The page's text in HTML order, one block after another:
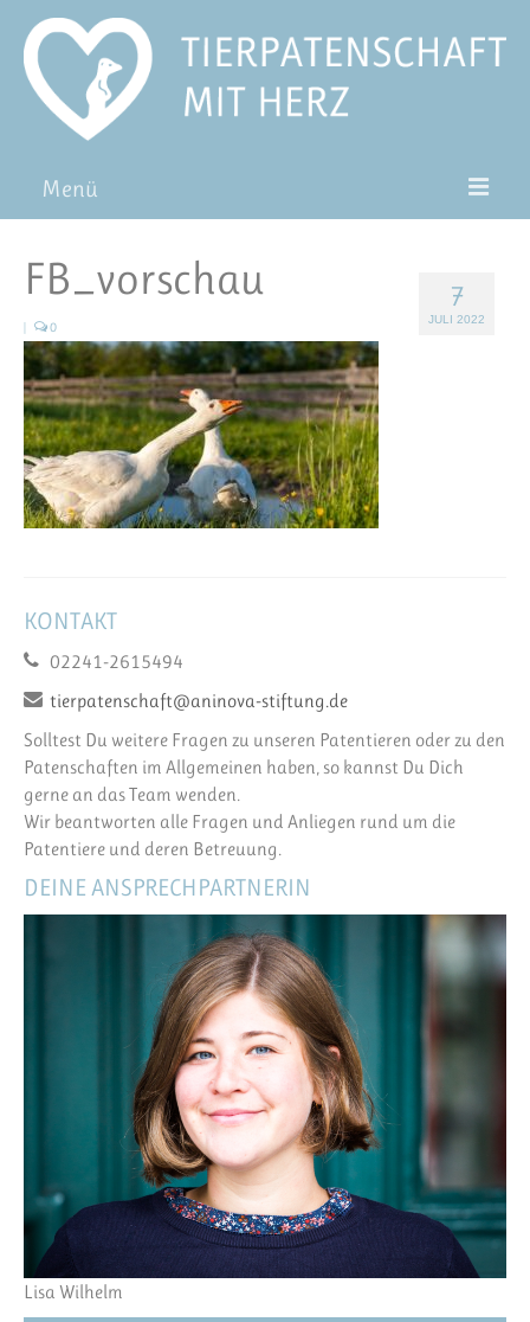
Menü
Pat*in werden
Patenschaft verschenken
Blog
FAQ
7
JULI 2022
FB_vorschau
| 0
KONTAKT
02241-2615494
tierpatenschaft@aninova-stiftung.de
Solltest Du weitere Fragen zu unseren Patentieren oder zu den
Patenschaften im Allgemeinen haben, so kannst Du Dich
gerne an das Team wenden.
Wir beantworten alle Fragen und Anliegen rund um die
Patentiere und deren Betreuung.
DEINE ANSPRECHPARTNERIN
Lisa Wilhelm